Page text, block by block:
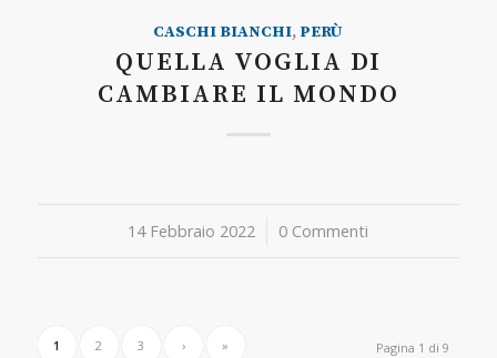
CASCHI BIANCHI, PERÙ
QUELLA VOGLIA DI
CAMBIARE IL MONDO
14 Febbraio 2022
/ 0 Commenti
Pagina 1 di 9
1 2 3 › »